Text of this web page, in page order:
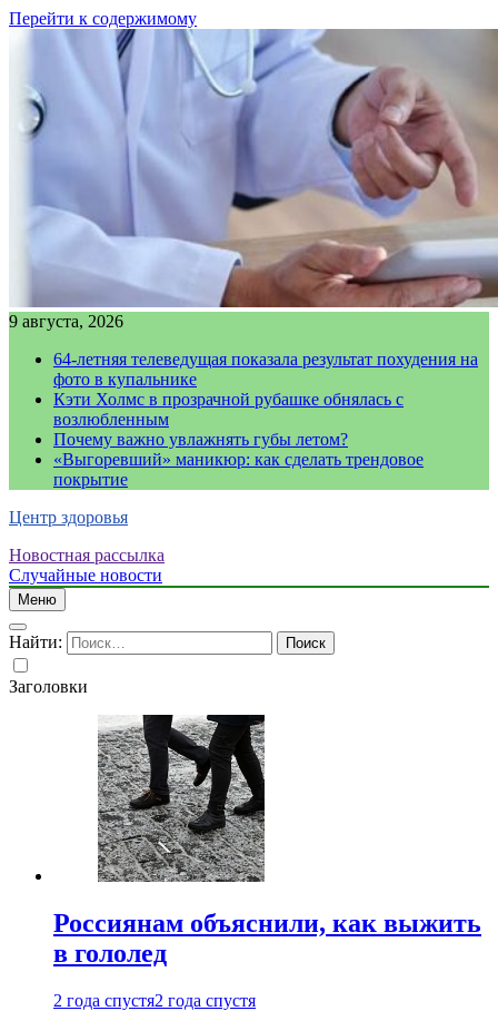
Перейти к содержимому
9 августа, 2026
64-летняя телеведущая показала результат похудения на
фото в купальнике
Кэти Холмс в прозрачной рубашке обнялась с
возлюбленным
Почему важно увлажнять губы летом?
«Выгоревший» маникюр: как сделать трендовое
покрытие
Центр здоровья
Новостная рассылка
Случайные новости
Меню
Найти:
Заголовки
Россиянам объяснили, как выжить
в гололед
2 года спустя2 года спустя